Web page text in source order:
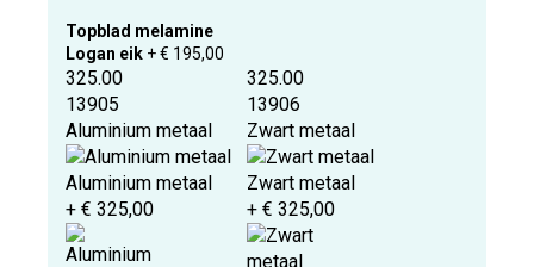
Topblad melamine
Logan eik + € 195,00
325.00
13905
Aluminium metaal
Aluminium metaal
+ € 325,00
325.00
13906
Zwart metaal
Zwart metaal
+ € 325,00